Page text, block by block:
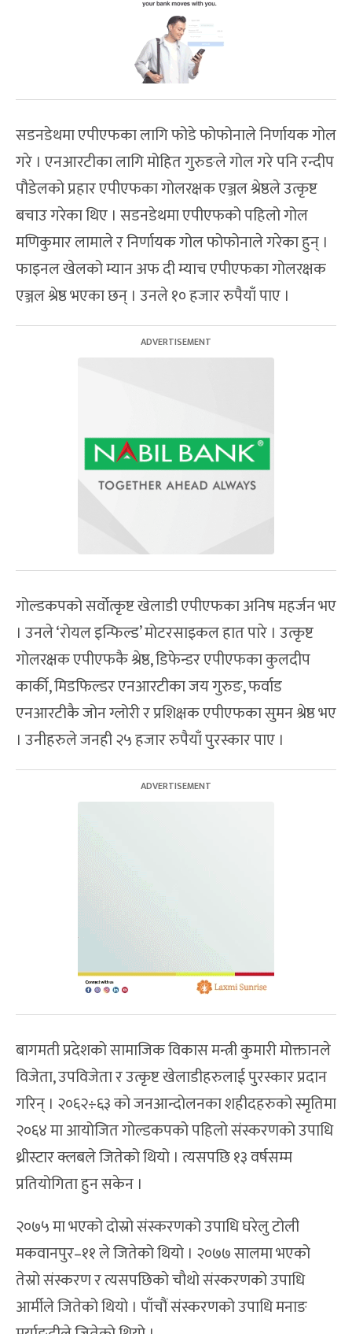
सडनडेथमा एपीएफका लागि फोडे फोफोनाले निर्णायक गोल
गरे । एनआरटीका लागि मोहित गुरुङले गोल गरे पनि रन्दीप
पौडेलको प्रहार एपीएफका गोलरक्षक एञ्जल श्रेष्ठले उत्कृष्ट
बचाउ गरेका थिए । सडनडेथमा एपीएफको पहिलो गोल
मणिकुमार लामाले र निर्णायक गोल फोफोनाले गरेका हुन् ।
फाइनल खेलको म्यान अफ दी म्याच एपीएफका गोलरक्षक
एञ्जल श्रेष्ठ भएका छन् । उनले १० हजार रुपैयाँ पाए ।
गोल्डकपको सर्वोत्कृष्ट खेलाडी एपीएफका अनिष महर्जन भए
। उनले ‘रोयल इन्फिल्ड’ मोटरसाइकल हात पारे । उत्कृष्ट
गोलरक्षक एपीएफकै श्रेष्ठ, डिफेन्डर एपीएफका कुलदीप
कार्की, मिडफिल्डर एनआरटीका जय गुरुङ, फर्वाड
एनआरटीकै जोन ग्लोरी र प्रशिक्षक एपीएफका सुमन श्रेष्ठ भए
। उनीहरुले जनही २५ हजार रुपैयाँ पुरस्कार पाए ।
बागमती प्रदेशको सामाजिक विकास मन्त्री कुमारी मोक्तानले
विजेता, उपविजेता र उत्कृष्ट खेलाडीहरुलाई पुरस्कार प्रदान
गरिन् । २०६२÷६३ को जनआन्दोलनका शहीदहरुको स्मृतिमा
२०६४ मा आयोजित गोल्डकपको पहिलो संस्करणको उपाधि
थ्रीस्टार क्लबले जितेको थियो । त्यसपछि १३ वर्षसम्म
प्रतियोगिता हुन सकेन ।
२०७५ मा भएको दोस्रो संस्करणको उपाधि घरेलु टोली
मकवानपुर–११ ले जितेको थियो । २०७७ सालमा भएको
तेस्रो संस्करण र त्यसपछिको चौथो संस्करणको उपाधि
आर्मीले जितेको थियो । पाँचौं संस्करणको उपाधि मनाङ